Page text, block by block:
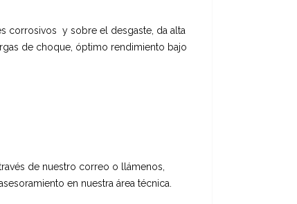
corrosivos y sobre el desgaste, da alta
de choque, óptimo rendimiento bajo
de nuestro correo o llámenos,
en nuestra área técnica.